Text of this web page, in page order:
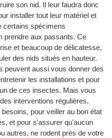
son nid. Il leur faudra donc
installer tout leur matériel et
certains spécimens
prendre aux passants. Ce
et beaucoup de délicatesse,
des nids situés en hauteur.
peuvent aussi vous donner des
les installations et pour
de ces insectes. Mais vous
interventions régulières,
pour veiller au bon état
et pour s'assurer qu'aucun
autres, ne rodent près de votre